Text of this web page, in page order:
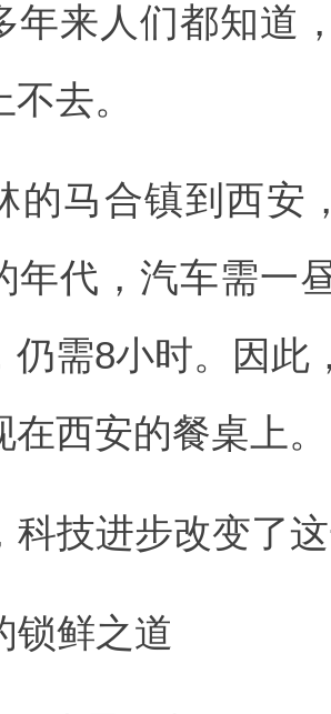
年来人们都知道
去。
的马合镇到西安
年代，汽车需一
仍需8小时。因此
西安的餐桌上。
科技进步改变了
锁鲜之道